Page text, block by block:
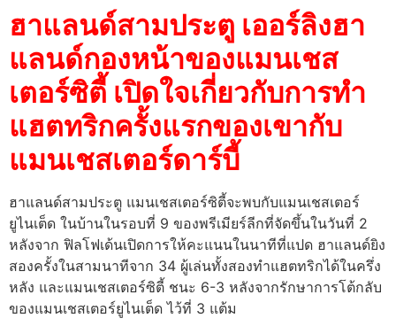
ฮาแลนด์สามประตู เออร์ลิงฮา
แลนด์กองหน้าของแมนเชส
เตอร์ซิตี้ เปิดใจเกี่ยวกับการทำ
แฮตทริกครั้งแรกของเขากับ
แมนเชสเตอร์ดาร์บี้
ฮาแลนด์สามประตู แมนเชสเตอร์ซิตี้จะพบกับแมนเชสเตอร์
ยูไนเต็ด ในบ้านในรอบที่ 9 ของพรีเมียร์ลีกที่จัดขึ้นในวันที่ 2
หลังจาก ฟิลโฟเด้นเปิดการให้คะแนนในนาทีที่แปด ฮาแลนด์ยิง
สองครั้งในสามนาทีจาก 34 ผู้เล่นทั้งสองทำแฮตทริกได้ในครึ่ง
หลัง และแมนเชสเตอร์ซิตี้ ชนะ 6-3 หลังจากรักษาการโต้กลับ
ของแมนเชสเตอร์ยูไนเต็ด ไว้ที่ 3 แต้ม